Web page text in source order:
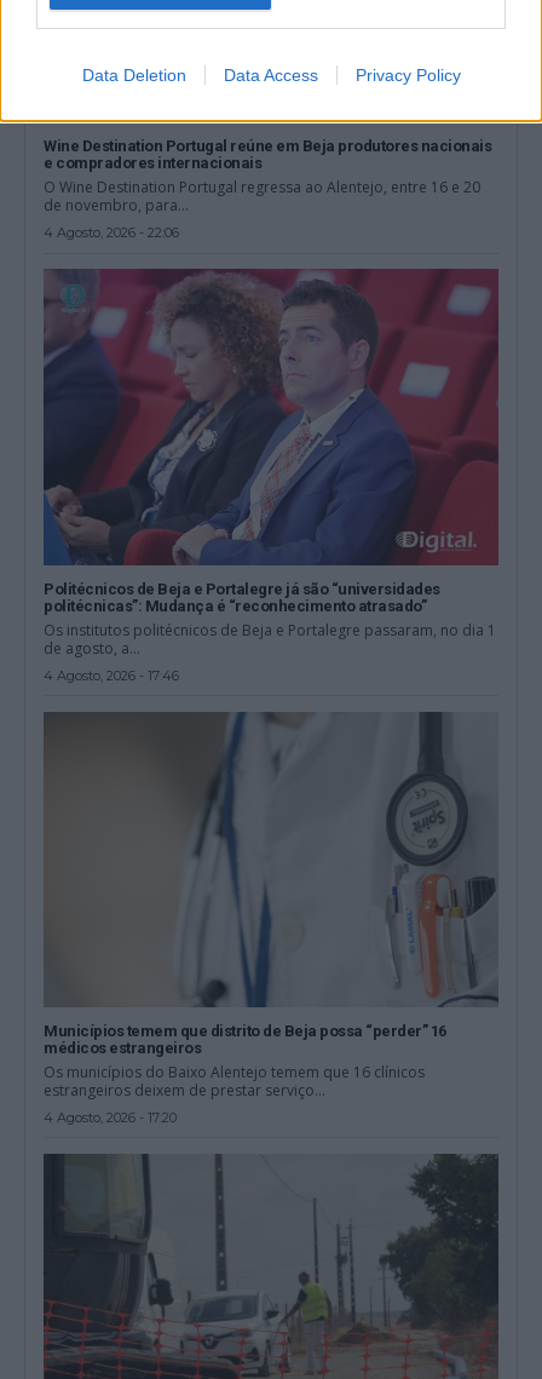
Data Deletion Data Access Privacy Policy
Wine Destination Portugal reúne em Beja produtores nacionais
e compradores internacionais
O Wine Destination Portugal regressa ao Alentejo, entre 16 e 20
de novembro, para...
4 Agosto, 2026 - 22:06
Politécnicos de Beja e Portalegre já são “universidades
politécnicas”: Mudança é “reconhecimento atrasado”
Os institutos politécnicos de Beja e Portalegre passaram, no dia 1
de agosto, a...
4 Agosto, 2026 - 17:46
Municípios temem que distrito de Beja possa “perder” 16
médicos estrangeiros
Os municípios do Baixo Alentejo temem que 16 clínicos
estrangeiros deixem de prestar serviço...
4 Agosto, 2026 - 17:20